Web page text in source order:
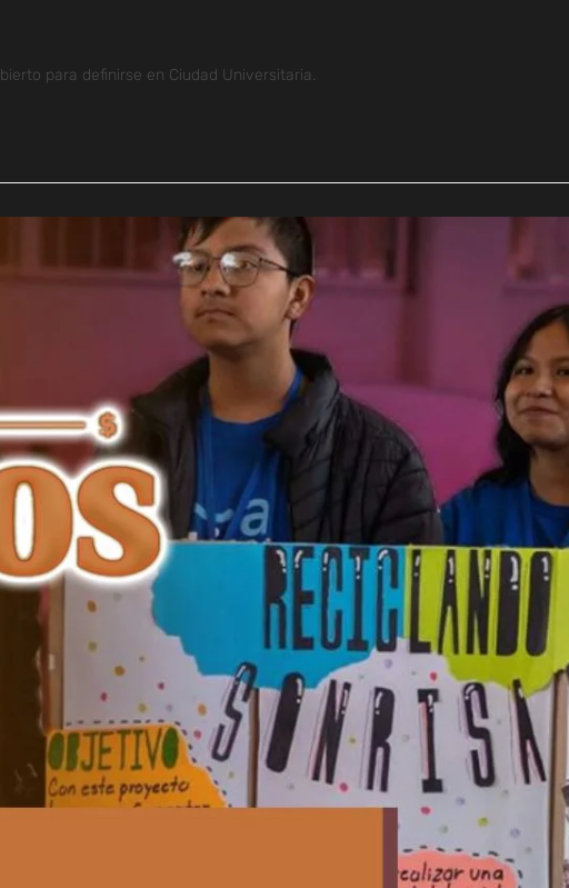
para definirse en Ciudad Universitaria.